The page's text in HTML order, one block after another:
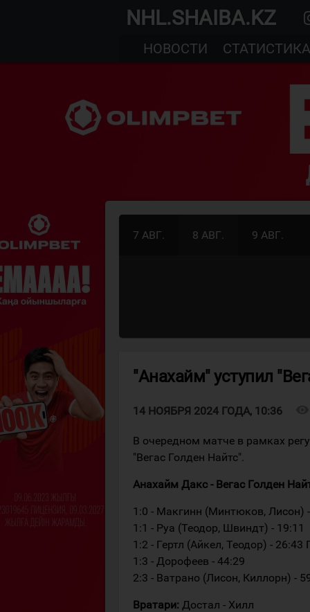
NHL.SHAIBA.KZ
НОВОСТИ
СТАТИСТИКА
7 АВГ. 8 АВГ. 9 АВГ.
"Анахайм" уступил
14 НОЯБРЯ 2024 ГОДА, 10:36
В очередном матче в рамках
"Вегас Голден Найтс".
Анахайм Дакс - Вегас Голден
1:0 - Макгинн (Минтюков, Лисон)
1:1 - Руа (Теодор, Швиндт) - 19:11
1:2 - Гертл (Айкел, Теодор) - 26:43
1:3 - Дорофеев - 44:29
2:3 - Ватрано (Лисон, Киллорн) -
Вратари: Достал - Хилл